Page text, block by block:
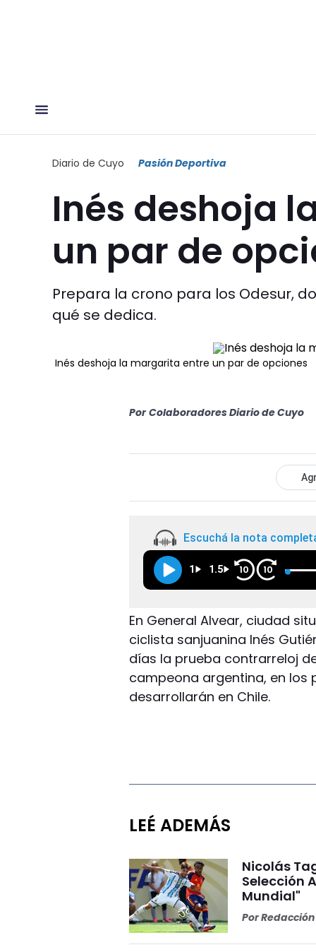
Diario de Cuyo Pasión Deportiva
Inés deshoja
un par de
Prepara la crono para los Odesur,
qué se dedica.
Inés deshoja la margarita entre un par de opciones
Por Colaboradores Diario de Cuyo
Escuchá la nota
1 1.5 10 10
En General Alvear, ciudad
ciclista sanjuanina Inés
días la prueba contrarreloj
campeona argentina, en los
desarrollarán en Chile.
LEÉ ADEMÁS
Nicolás
Selección
Mundial"
Por